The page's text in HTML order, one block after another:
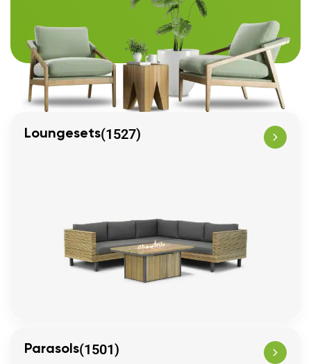
Loungesets(1527)
Parasols(1501)